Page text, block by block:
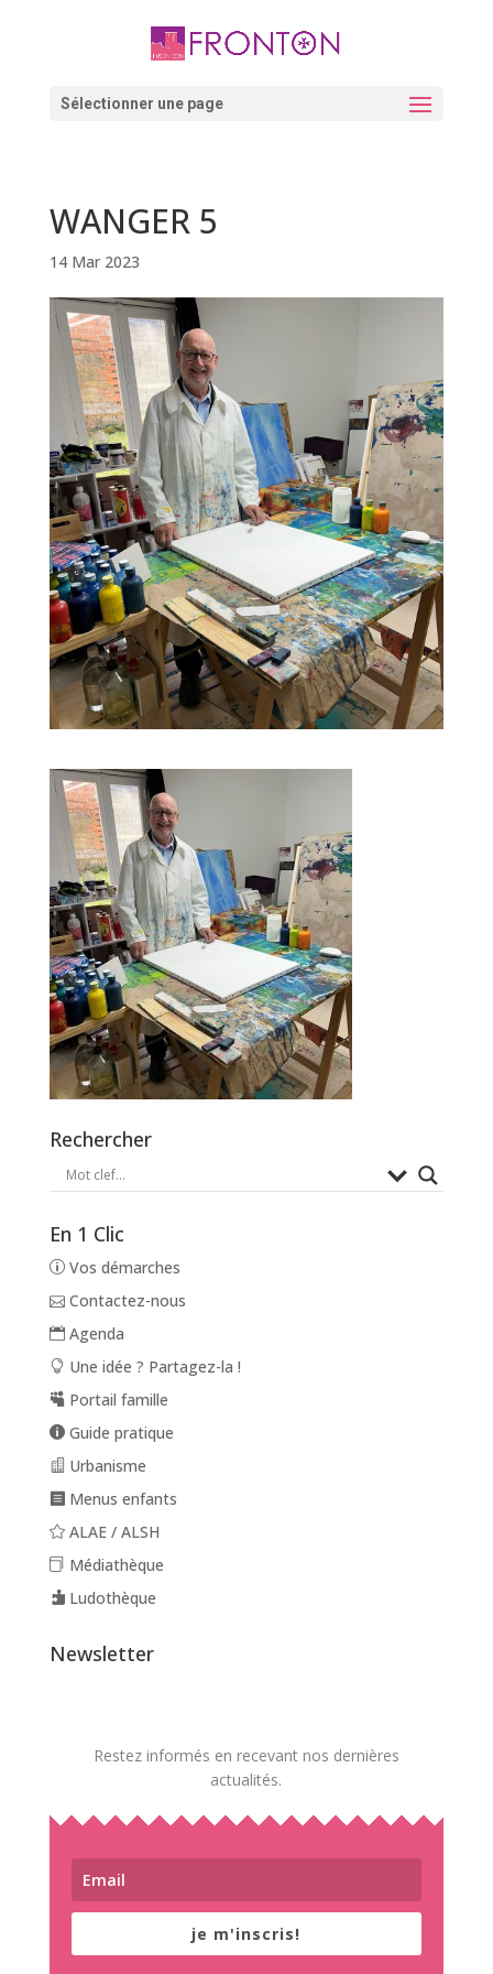
Sélectionner une page
WANGER 5
14 Mar 2023
Rechercher
En 1 Clic
Vos démarches
Contactez-nous
Agenda
Une idée ? Partagez-la !
Portail famille
Guide pratique
Urbanisme
Menus enfants
ALAE / ALSH
Médiathèque
Ludothèque
Newsletter
Restez informés en recevant nos dernières
actualités.
je m'inscris!